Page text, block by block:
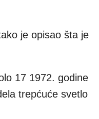
je opisao šta je
17 1972. godine
trepćuće svetlo